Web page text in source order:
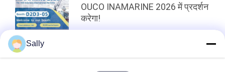
OUCO INAMARINE 2026 में प्रदर्शन
करेगा!
Sally